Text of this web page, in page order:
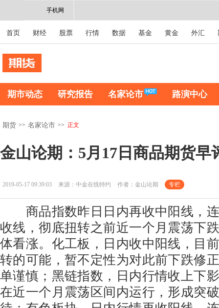
手机网
首页 财经 股票 行情 数据 基金 黄金 外汇
期市动态 研究报告 名家论市 路演中心
期货 >> 名家论市 >> 正文
金山论期：5月17日商品期货早
2019-05-17 09:39:03 来源：中金在线特约 作者：金山论期 专栏
商品指数昨日日内再收中阳线，连
收线，彻底扭转之前近一个月震荡下
体看涨。化工板，日内收中阳线，目
转的可能，暂不定性为对此前下跌修
单谨慎；黑链指数，日内行情收上下
在近一个月震荡区间内运行，形成突